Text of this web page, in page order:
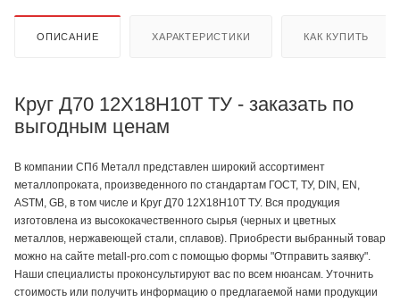
ОПИСАНИЕ ХАРАКТЕРИСТИКИ КАК КУПИТЬ
Круг Д70 12Х18Н10Т ТУ - заказать по
выгодным ценам
В компании СПб Металл представлен широкий ассортимент
металлопроката, произведенного по стандартам ГОСТ, ТУ, DIN, EN,
ASTM, GB, в том числе и Круг Д70 12Х18Н10Т ТУ. Вся продукция
изготовлена из высококачественного сырья (черных и цветных
металлов, нержавеющей стали, сплавов). Приобрести выбранный товар
можно на сайте metall-pro.com с помощью формы "Отправить заявку".
Наши специалисты проконсультируют вас по всем нюансам. Уточнить
стоимость или получить информацию о предлагаемой нами продукции